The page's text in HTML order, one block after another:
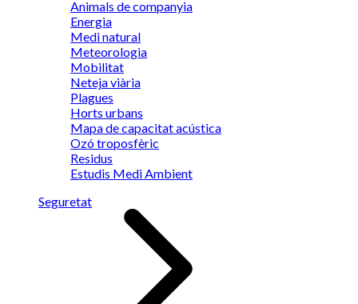
Animals de companyia
Energia
Medi natural
Meteorologia
Mobilitat
Neteja viària
Plagues
Horts urbans
Mapa de capacitat acústica
Ozó troposfèric
Residus
Estudis Medi Ambient
Seguretat